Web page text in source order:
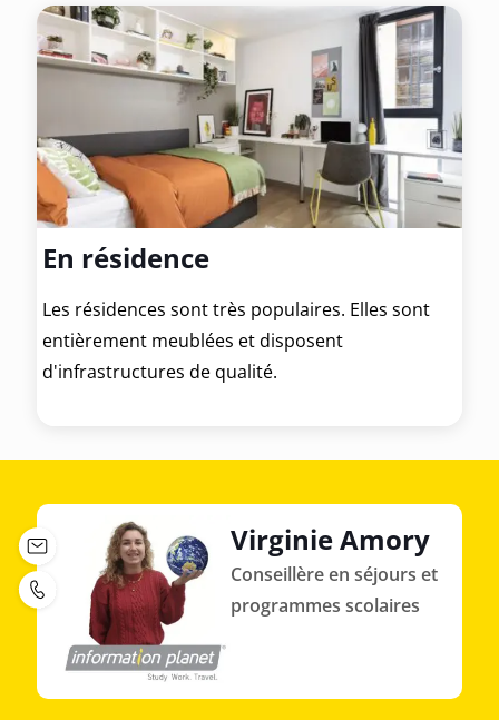
En résidence
Les résidences sont très populaires. Elles sont
entièrement meublées et disposent
d'infrastructures de qualité.
Virginie Amory
Conseillère en séjours et
programmes scolaires